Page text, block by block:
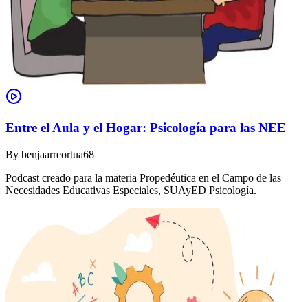
Entre el Aula y el Hogar: Psicología para las NEE
By benjaarreortua68
Podcast creado para la materia Propedéutica en el Campo de las
Necesidades Educativas Especiales, SUAyED Psicología.